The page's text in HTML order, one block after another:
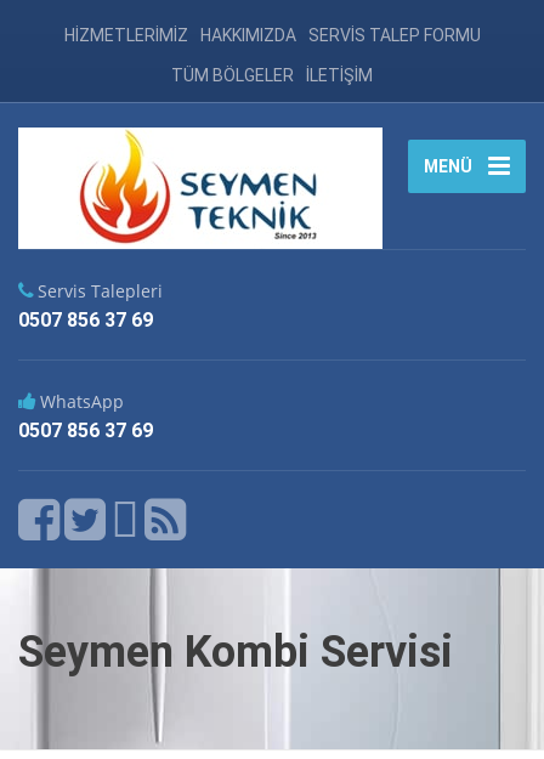
HİZMETLERİMİZ HAKKIMIZDA SERVİS TALEP FORMU
TÜM BÖLGELER İLETİŞİM
MENÜ
Servis Talepleri
0507 856 37 69
WhatsApp
0507 856 37 69
Seymen Kombi Servisi